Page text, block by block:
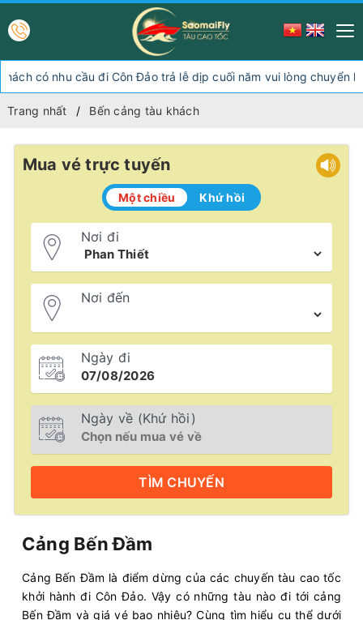
có nhu cầu đi Côn Đảo trả lễ dịp cuối năm vui lòng chuyển
Trang nhất Bến cảng tàu khách
Mua vé trực tuyến
Một chiều Khứ hồi
Nơi đi
Nơi đến
Ngày đi
Ngày về (Khứ hồi)
TÌM CHUYẾN
Cảng Bến Đầm
Cảng Bến Đầm là điểm dừng của các chuyến tàu cao tốc
khởi hành đi Côn Đảo. Vậy có những tàu nào đi tới cảng
Bến Đầm và giá vé bao nhiêu? Cùng tìm hiểu cụ thể dưới